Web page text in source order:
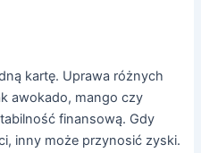
kartę. Uprawa różnych
awokado, mango czy
finansową. Gdy
inny może przynosić zyski.